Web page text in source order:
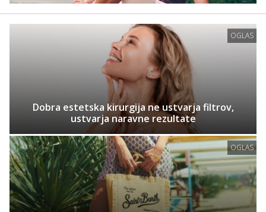
OGLAS
Dobra estetska kirurgija ne ustvarja filtrov,
ustvarja naravne rezultate
OGLAS